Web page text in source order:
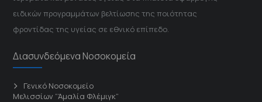
ειδικών προγραμμάτων βελτίωσης της ποιότητας
φροντίδας της υγείας σε εθνικό επίπεδο.
Διασυνδεόμενα Νοσοκομεία
Γενικό Νοσοκομείο
Μελισσίων “Άμαλία Φλέμιγκ”